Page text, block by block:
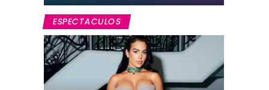
ESPECTACULOS